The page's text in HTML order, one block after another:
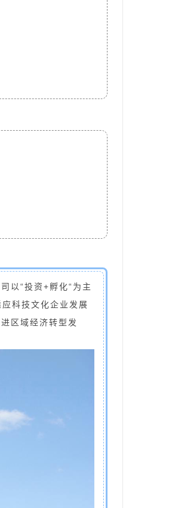
以“投资+孵化“为主
科技文化企业发展
区域经济转型发